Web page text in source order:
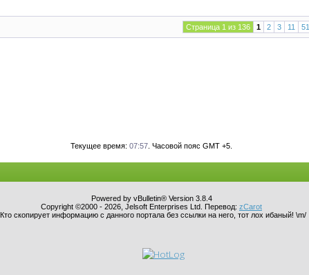
Страница 1 из 136 1 2 3 11 51
Текущее время: 07:57. Часовой пояс GMT +5.
Powered by vBulletin® Version 3.8.4
Copyright ©2000 - 2026, Jelsoft Enterprises Ltd. Перевод: zCarot
Кто скопирует информацию с данного портала без ссылки на него, тот лох ибаный! \m/